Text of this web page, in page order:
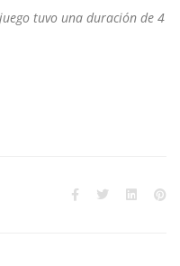
tuvo una duración de 4